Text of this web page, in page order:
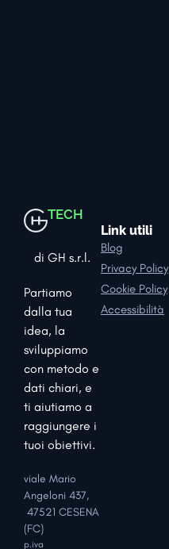
TECH
di GH s.r.l.
Partiamo
dalla tua
idea, la
sviluppiamo
con metodo e
dati chiari, e
ti aiutiamo a
raggiungere i
tuoi obiettivi.
viale Mario
Angeloni 437,
47521 CESENA
(FC)
p.iva
Link utili
Blog
Privacy Policy
Cookie Policy
Accessibilità